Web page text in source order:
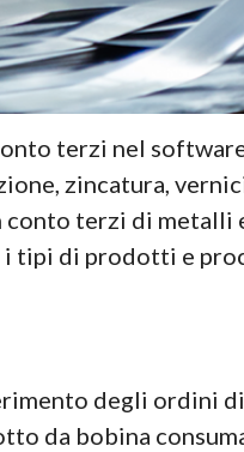
terzi nel
zincatura,
terzi di metalli
tipi di prodotti e
degli ordini
da bobina